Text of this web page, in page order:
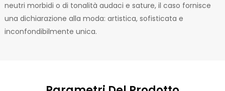
neutri morbidi o di tonalità audaci e sature, il caso fornisce
una dichiarazione alla moda: artistica, sofisticata e
inconfondibilmente unica.